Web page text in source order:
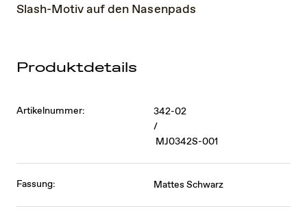
Slash-Motiv auf den Nasenpads
Produktdetails
Artikelnummer:
342-02
/
MJ0342S-001
Fassung: Mattes Schwarz